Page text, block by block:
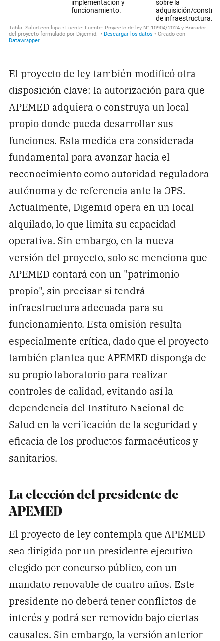
El proyecto de ley también modificó otra
disposición clave: la autorización para que
APEMED adquiera o construya un local
propio donde pueda desarrollar sus
funciones. Esta medida era considerada
fundamental para avanzar hacia el
reconocimiento como autoridad reguladora
autónoma y de referencia ante la OPS.
Actualmente, Digemid opera en un local
alquilado, lo que limita su capacidad
operativa. Sin embargo, en la nueva
versión del proyecto, solo se menciona que
APEMED contará con un "patrimonio
propio", sin precisar si tendrá
infraestructura adecuada para su
funcionamiento. Esta omisión resulta
especialmente crítica, dado que el proyecto
también plantea que APEMED disponga de
su propio laboratorio para realizar
controles de calidad, evitando así la
dependencia del Instituto Nacional de
Salud en la verificación de la seguridad y
eficacia de los productos farmacéuticos y
sanitarios.
La elección del presidente de
APEMED
El proyecto de ley contempla que APEMED
sea dirigida por un presidente ejecutivo
elegido por concurso público, con un
mandato renovable de cuatro años. Este
presidente no deberá tener conflictos de
interés y podrá ser removido bajo ciertas
causales. Sin embargo, la versión anterior